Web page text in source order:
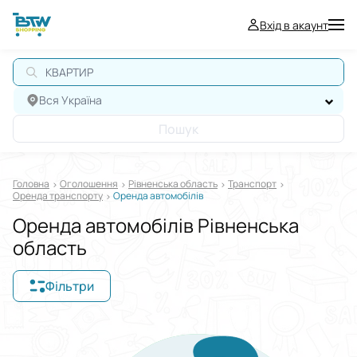
Вхід в акаунт
КВАРТИРА
Вся Україна
Пошук
Головна Оголошення Рівненська область
Транспорт
Оренда транспорту
Оренда автомобілів
Оренда автомобілів Рівненська
область
Фільтри